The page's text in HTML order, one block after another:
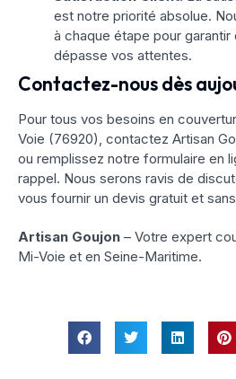
est notre priorité absolue.
à chaque étape pour garantir
dépasse vos attentes.
Contactez-nous dès
Pour tous vos besoins en
Voie (76920), contactez Artisan
ou remplissez notre formulaire en
rappel. Nous serons ravis de
vous fournir un devis gratuit et
Artisan Goujon – Votre expert
Mi-Voie et en Seine-Maritime.